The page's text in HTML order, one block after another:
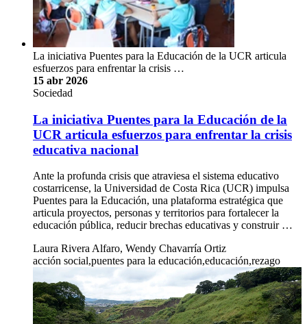
La iniciativa Puentes para la Educación de la UCR articula
esfuerzos para enfrentar la crisis …
15 abr 2026
Sociedad
La iniciativa Puentes para la Educación de la
UCR articula esfuerzos para enfrentar la crisis
educativa nacional
Ante la profunda crisis que atraviesa el sistema educativo
costarricense, la Universidad de Costa Rica (UCR) impulsa
Puentes para la Educación, una plataforma estratégica que
articula proyectos, personas y territorios para fortalecer la
educación pública, reducir brechas educativas y construir …
Laura Rivera Alfaro, Wendy Chavarría Ortiz
acción social,puentes para la educación,educación,rezago